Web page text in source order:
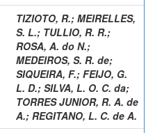
TIZIOTO, R.; MEIRELLES,
S. L.; TULLIO, R. R.;
ROSA, A. do N.;
MEDEIROS, S. R. de;
SIQUEIRA, F.; FEIJO, G.
L. D.; SILVA, L. O. C. da;
TORRES JUNIOR, R. A. de
A.; REGITANO, L. C. de A.